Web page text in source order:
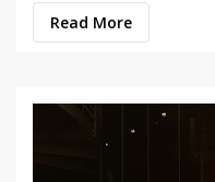
Read More